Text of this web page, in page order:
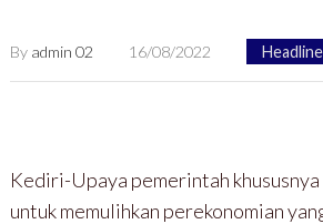
By admin 02 16/08/2022 Headline
Kediri-Upaya pemerintah
untuk memulihkan perekonomian